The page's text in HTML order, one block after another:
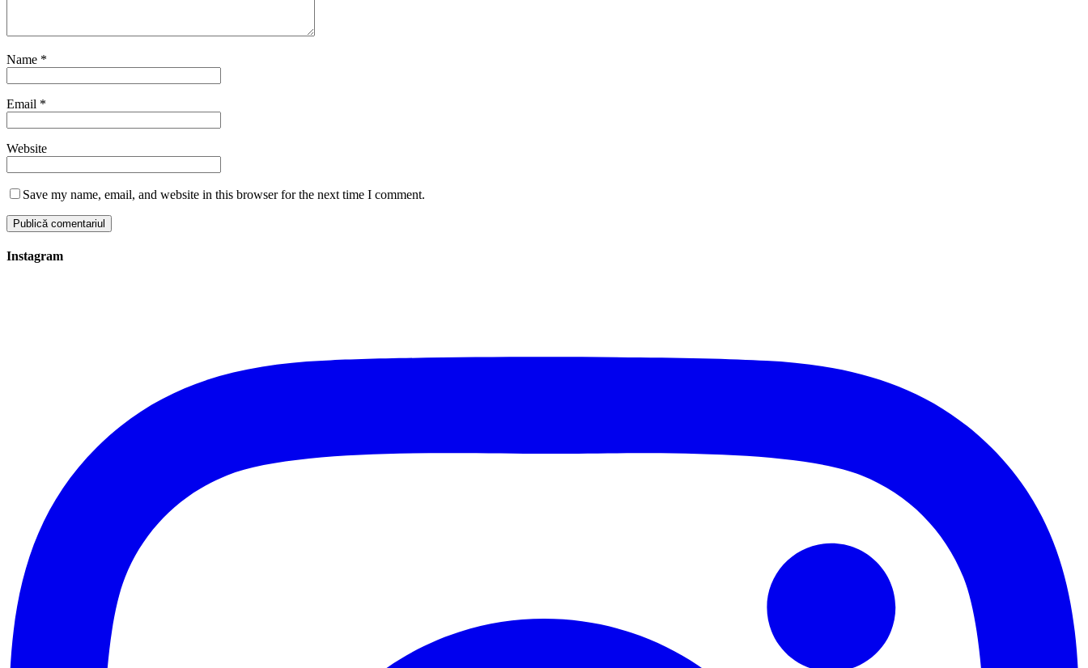
Name *
Email *
Website
Save my name, email, and website in this browser for the next time I comment.
Instagram